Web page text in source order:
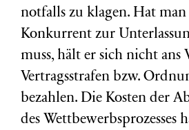
notfalls zu klagen. Hat
Konkurrent zur
muss, hält er sich nicht ans
Vertragsstrafen bzw.
bezahlen. Die Kosten der
des Wettbewerbsprozesses